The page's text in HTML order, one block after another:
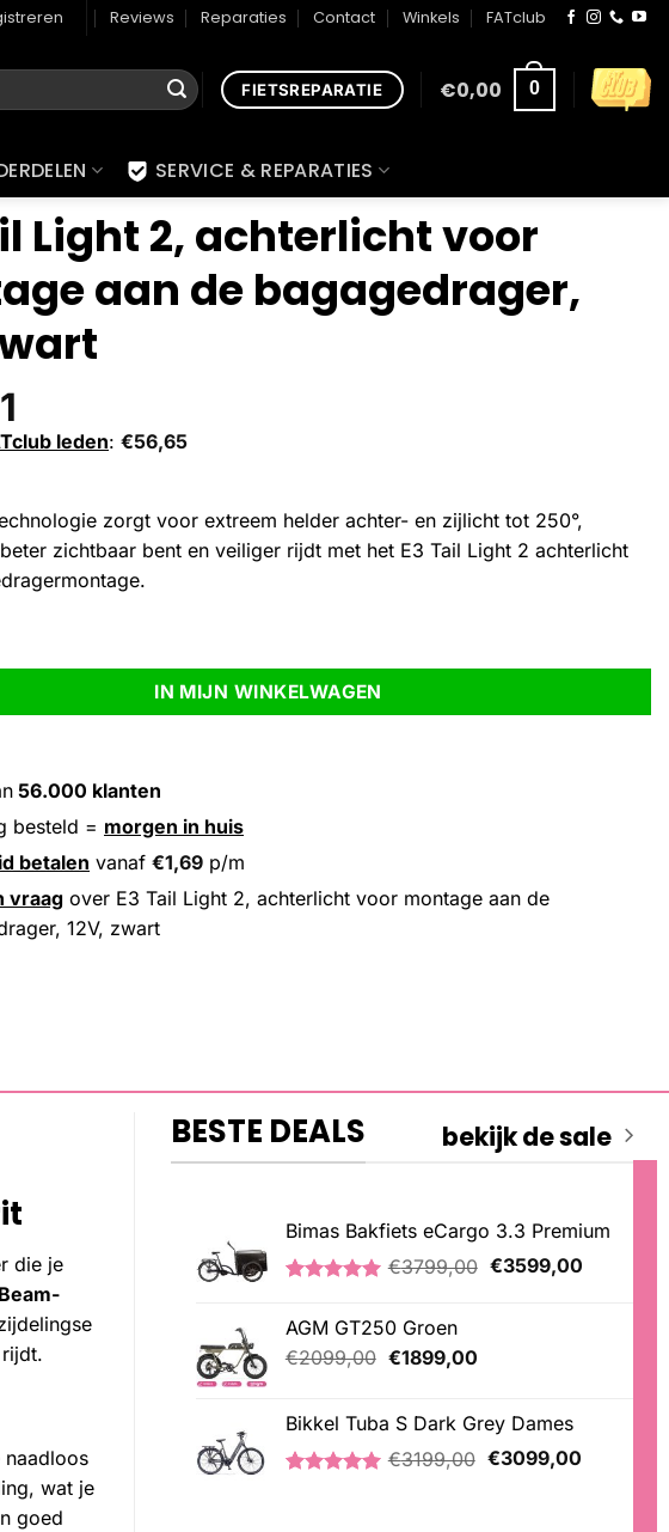
Reviews Reparaties Contact Winkels FATclub
FIETSREPARATIE €0,00 0
SERVICE & REPARATIES
Light 2, achterlicht voor
aan de bagagedrager,
leden: €56,65
zorgt voor extreem helder achter- en zijlicht tot 250°,
zichtbaar bent en veiliger rijdt met het E3 Tail Light 2 achterlicht
achterlicht voor montage aan de bagagedrager, 12V, zwart aantal
IN MIJN WINKELWAGEN
56.000 klanten
besteld = morgen in huis
betalen vanaf €1,69 p/m
vraag over E3 Tail Light 2, achterlicht voor montage aan de
12V, zwart
die je
naadloos
wat je
goed
BESTE DEALS bekijk de sale
Bimas Bakfiets eCargo 3.3 Premium
5.00 op 5
gebaseerd
op
klantbeoordelingen
€3799,00 Oorspronkelijke
€3599,00Huidige
AGM GT250 Groen
€2099,00 Oorspronkelijke
€2099,00.
€1899,00Huidige
€1899,00.
Bikkel Tuba S Dark Grey Dames
€3199,00 Oorspronkelijke
€3099,00Huidige